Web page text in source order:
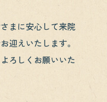
まに安心して来院
迎えいたします。
ろしくお願いいた